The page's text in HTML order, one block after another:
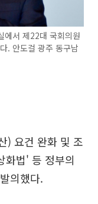
서 제22대 국회의원
. 안도걸 광주 동구남
) 요건 완화 및 조
화법' 등 정부의
의했다.